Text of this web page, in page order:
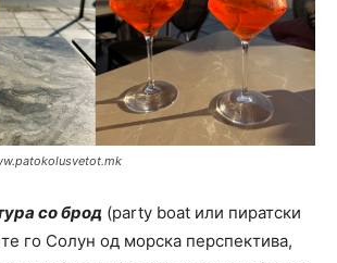
со брод (party boat или пиратски
го Солун од морска перспектива,